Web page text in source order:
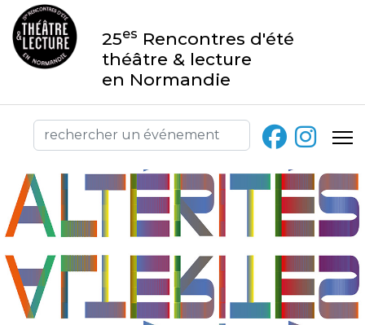
25es Rencontres d'été
théâtre & lecture
en Normandie